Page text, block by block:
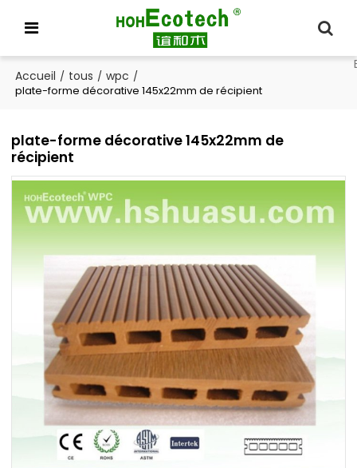
Accueil / tous / wpc /
plate-forme décorative 145x22mm de récipient
plate-forme décorative 145x22mm de
récipient